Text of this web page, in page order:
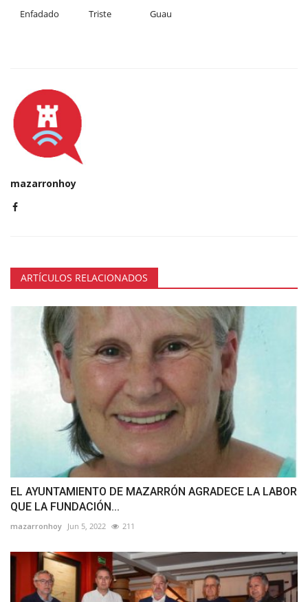
Enfadado Triste Guau
mazarronhoy
ARTÍCULOS RELACIONADOS
EL AYUNTAMIENTO DE MAZARRÓN AGRADECE LA LABOR
QUE LA FUNDACIÓN...
mazarronhoy Jun 5, 2022 211